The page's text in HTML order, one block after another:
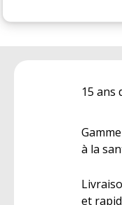
15 ans
à la
et